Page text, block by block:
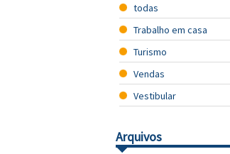
todas
Trabalho em casa
Turismo
Vendas
Vestibular
Arquivos